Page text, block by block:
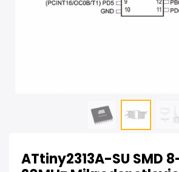
ATtiny2313A-SU SMD